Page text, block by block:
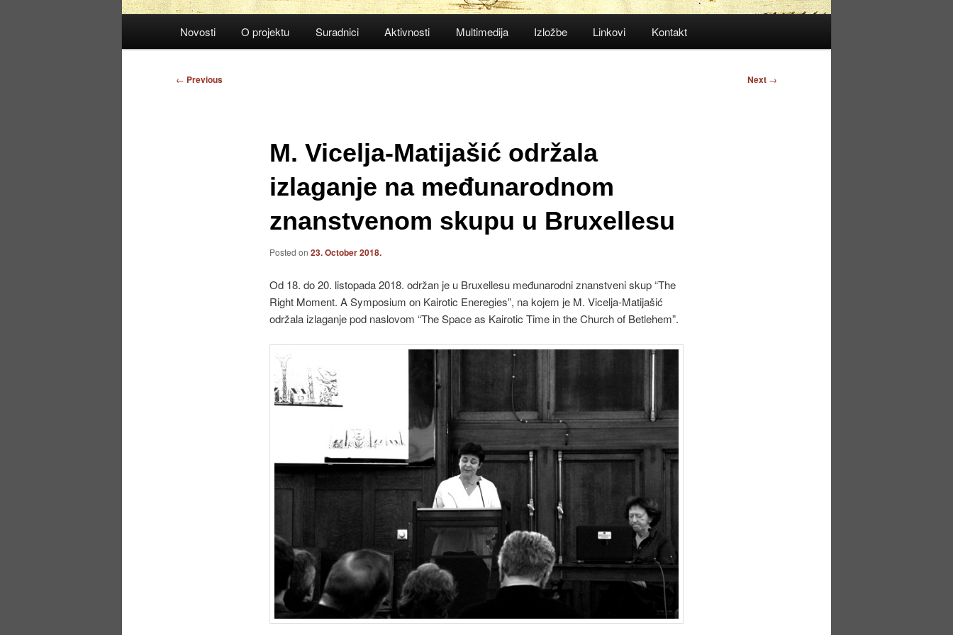
Novosti O projektu Suradnici Aktivnosti Multimedija Izložbe Linkovi Kontakt
Post
← Previous Next →
M. Vicelja-Matijašić održala
izlaganje na međunarodnom
znanstvenom skupu u Bruxellesu
Posted on 23. October 2018.
Od 18. do 20. listopada 2018. održan je u Bruxellesu međunarodni znanstveni skup “The
Right Moment. A Symposium on Kairotic Eneregies”, na kojem je M. Vicelja-Matijašić
održala izlaganje pod naslovom “The Space as Kairotic Time in the Church of Betlehem”.